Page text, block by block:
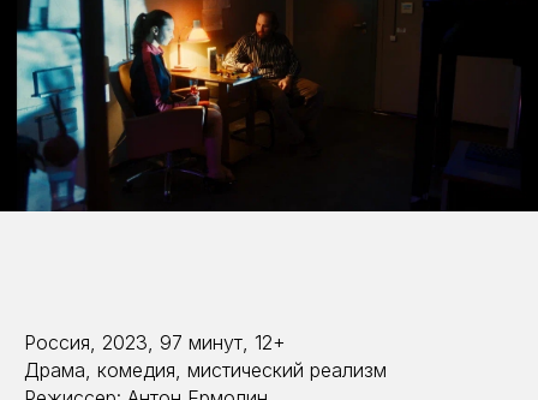
Россия, 2023, 97 минут, 12+
Драма, комедия, мистический реализм